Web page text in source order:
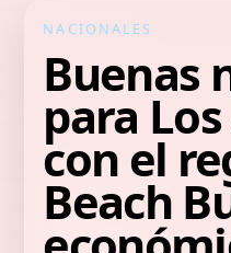
NACIONALES
Buenas
para
con el
Beach